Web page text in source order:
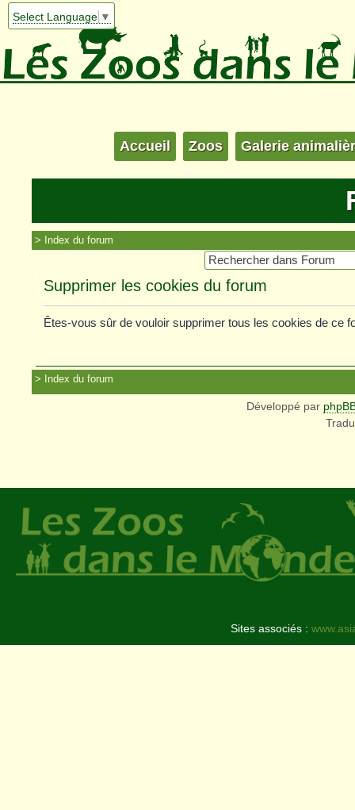
Select Language ▼
Accueil Zoos Galerie
Index du forum
Supprimer les cookies du forum
Êtes-vous sûr de vouloir supprimer tous les cookies de ce
Index du forum
Développé par
Sites associés :